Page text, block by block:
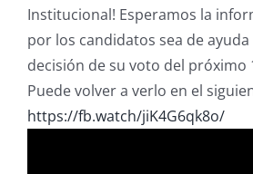
Institucional! Esperamos la
por los candidatos sea de
decisión de su voto del próximo
Puede volver a verlo en el
https://fb.watch/jiK4G6qk8o/